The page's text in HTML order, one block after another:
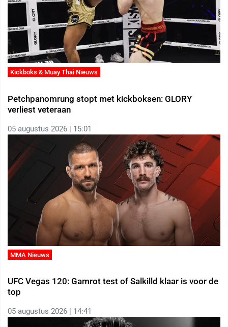
Kickboks & Muay Thai Nieuws
Petchpanomrung stopt met kickboksen: GLORY
verliest veteraan
05 augustus 2026 | 15:01
MMA Nieuws
UFC Vegas 120: Gamrot test of Salkilld klaar is voor de
top
05 augustus 2026 | 14:41